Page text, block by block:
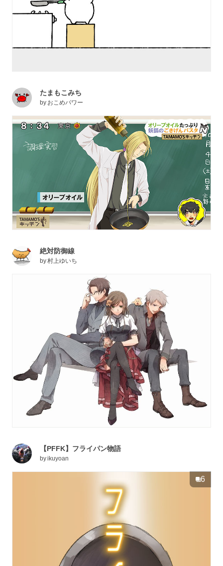
たまもこみち
by おこめパワー
絶対防御線
by村上ゆいち
【PFFK】フライパン物語
byikuyoan
6